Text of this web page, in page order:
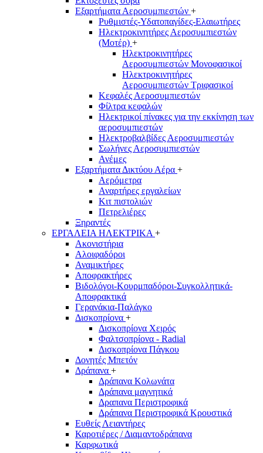
Εξαρτήματα Αεροσυμπιεστών +
Ρυθμιστές-Υδατοπαγίδες-Ελαιωτήρες
Ηλεκτροκινητήρες Αεροσυμπιεστών
(Μοτέρ) +
Ηλεκτροκινητήρες
Αεροσυμπιεστών Μονοφασικοί
Ηλεκτροκινητήρες
Αεροσυμπιεστών Τριφασικοί
Κεφαλές Αεροσυμπιεστών
Φίλτρα κεφαλών
Ηλεκτρικοί πίνακες για την εκκίνηση των
αεροσυμπιεστών
Ηλεκτροβαλβίδες Αεροσυμπιεστών
Σωλήνες Αεροσυμπιεστών
Ανέμες
Εξαρτήματα Δικτύου Αέρα +
Αερόμετρα
Αναρτήρες εργαλείων
Κιτ πιστολιών
Πετρελιέρες
Ξηραντές
ΕΡΓΑΛΕΙΑ ΗΛΕΚΤΡΙΚΑ +
Ακονιστήρια
Αλοιφαδόροι
Αναμικτήρες
Αποφρακτήρες
Βιδολόγοι-Κουρμπαδόροι-Συγκολλητικά-
Αποφρακτικά
Γερανάκια-Παλάγκο
Δισκοπρίονα +
Δισκοπρίονα Χειρός
Φαλτσοπρίονα - Radial
Δισκοπρίονα Πάγκου
Δονητές Μπετόν
Δράπανα +
Δράπανα Κολωνάτα
Δράπανα μαγνητικά
Δραπανα Περιστροφικά
Δράπανα Περιστροφικά Κρουστικά
Ευθείς Λειαντήρες
Καροτιέρες / Διαμαντοδράπανα
Καρφωτικά